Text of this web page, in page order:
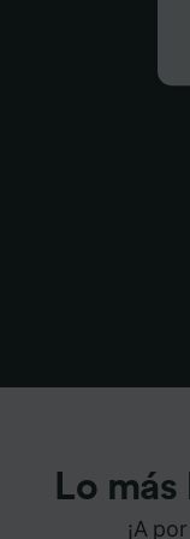
Lo
¡A